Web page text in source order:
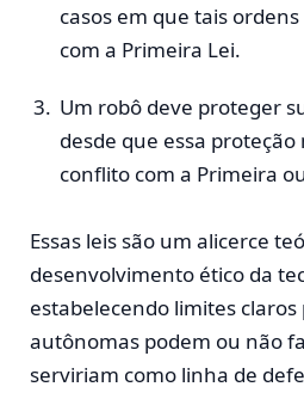
casos em que tais
com a Primeira Lei.
Um robô deve proteger
desde que essa
conflito com a Primeira
Essas leis são um alicerce
desenvolvimento ético da
estabelecendo limites
autônomas podem ou não
serviriam como linha de